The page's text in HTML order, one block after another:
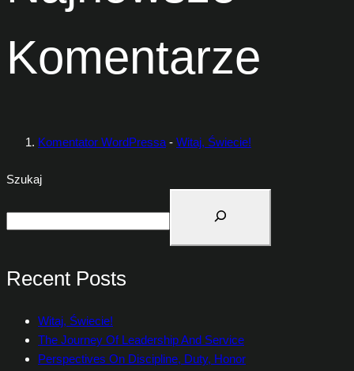
Komentarze
Komentator WordPressa - Witaj, Świecie!
Szukaj
Recent Posts
Witaj, Świecie!
The Journey Of Leadership And Service
Perspectives On Discipline, Duty, Honor